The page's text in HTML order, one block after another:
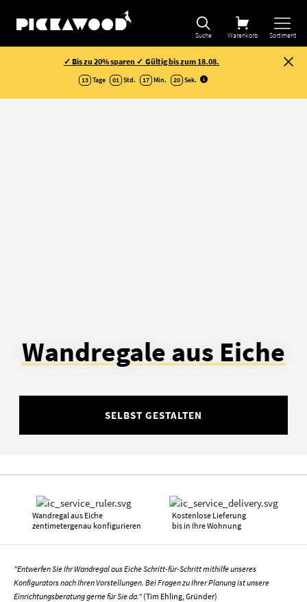
Suche Warenkorb Sortiment
✓ Bis zu 20% sparen ✓ Gültig bis zum 18.08.
13 Tage 01 Std. 17 Min. 19 Sek.
Wandregale aus Eiche
SELBST GESTALTEN
Wandregal aus Eiche
zentimetergenau konfigurieren
Kostenlose Lieferung
bis in Ihre Wohnung
"Entwerfen Sie Ihr Wandregal aus Eiche Schritt-für-Schritt mithilfe unseres
Konfigurators nach Ihren Vorstellungen. Bei Fragen zu Ihrer Planung ist unsere
Einrichtungsberatung gerne für Sie da." (Tim Ehling, Gründer)